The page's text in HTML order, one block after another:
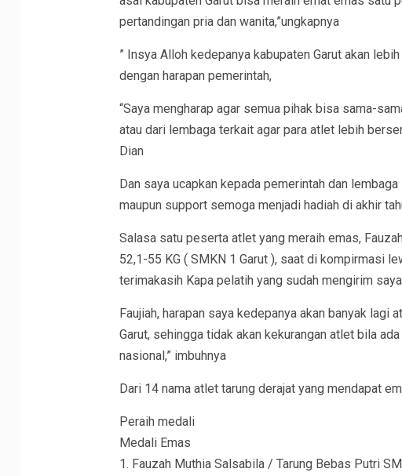
pertandingan pria dan wanita,”ungkapnya
” Insya Alloh kedepanya kabupaten Garut akan
dengan harapan pemerintah,
“Saya mengharap agar semua pihak bisa sama-
atau dari lembaga terkait agar para atlet lebih
Dian
Dan saya ucapkan kepada pemerintah dan
maupun support semoga menjadi hadiah di akhir
Salasa satu peserta atlet yang meraih emas,
52,1-55 KG ( SMKN 1 Garut ), saat di kompirmasi
terimakasih Kapa pelatih yang sudah mengirim
Faujiah, harapan saya kedepanya akan banyak lagi
Garut, sehingga tidak akan kekurangan atlet bila
nasional,” imbuhnya
Dari 14 nama atlet tarung derajat yang mendapat
Peraih medali
Medali Emas
1. Fauzah Muthia Salsabila / Tarung Bebas Putri